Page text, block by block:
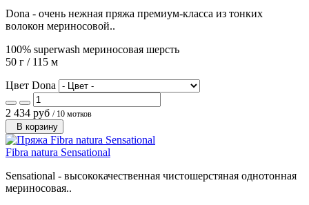
Dona - очень нежная пряжа премиум-класса из тонких
волокон мериносовой..
100% superwash мериносовая шерсть
50 г / 115 м
Цвет Dona
2 434 руб / 10 мотков
В корзину
Fibra natura Sensational
Sensational - высококачественная чистошерстяная однотонная
мериносовая..